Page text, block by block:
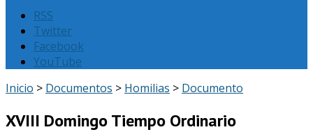
RSS
Twitter
Facebook
YouTube
Inicio > Documentos > Homilias > Documento
XVIII Domingo Tiempo Ordinario